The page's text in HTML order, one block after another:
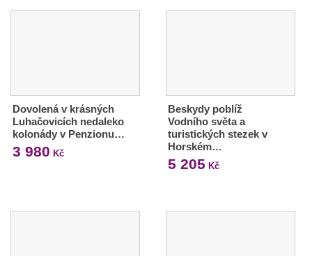
Dovolená v krásných
Luhačovicích nedaleko
kolonády v Penzionu…
3 980 Kč
Beskydy poblíž
Vodního světa a
turistických stezek v
Horském…
5 205 Kč